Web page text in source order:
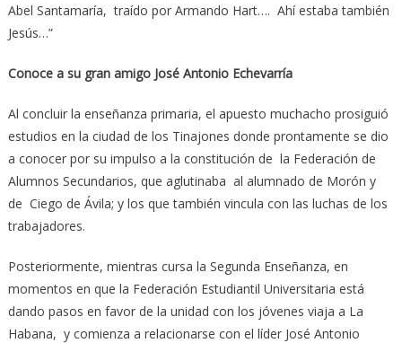
Abel Santamaría, traído por Armando Hart…. Ahí estaba también
Jesús…”
Conoce a su gran amigo José Antonio Echevarría
Al concluir la enseñanza primaria, el apuesto muchacho prosiguió
estudios en la ciudad de los Tinajones donde prontamente se dio
a conocer por su impulso a la constitución de la Federación de
Alumnos Secundarios, que aglutinaba al alumnado de Morón y
de Ciego de Ávila; y los que también vincula con las luchas de los
trabajadores.
Posteriormente, mientras cursa la Segunda Enseñanza, en
momentos en que la Federación Estudiantil Universitaria está
dando pasos en favor de la unidad con los jóvenes viaja a La
Habana, y comienza a relacionarse con el líder José Antonio